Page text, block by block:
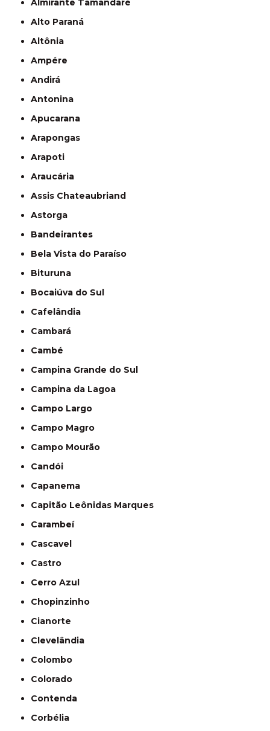
Almirante Tamandaré
Alto Paraná
Altônia
Ampére
Andirá
Antonina
Apucarana
Arapongas
Arapoti
Araucária
Assis Chateaubriand
Astorga
Bandeirantes
Bela Vista do Paraíso
Bituruna
Bocaiúva do Sul
Cafelândia
Cambará
Cambé
Campina Grande do Sul
Campina da Lagoa
Campo Largo
Campo Magro
Campo Mourão
Candói
Capanema
Capitão Leônidas Marques
Carambeí
Cascavel
Castro
Cerro Azul
Chopinzinho
Cianorte
Clevelândia
Colombo
Colorado
Contenda
Corbélia